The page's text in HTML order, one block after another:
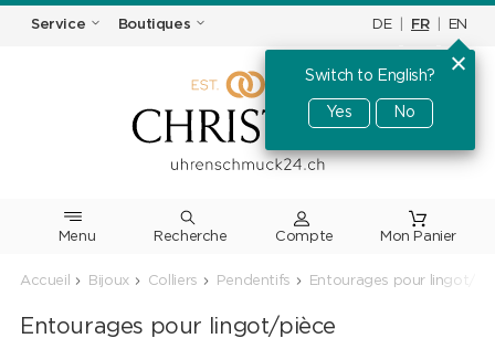
Service Boutiques DE FR EN
Switch to English?
Yes No
Menu Recherche
Accueil Bijoux Colliers Pendentifs Entourages pour lingot/
Entourages pour lingot/pièce